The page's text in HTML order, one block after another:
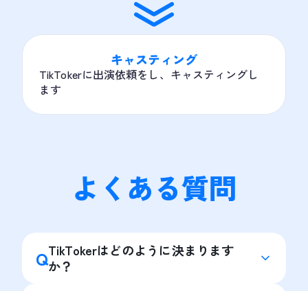
キャスティング
TikTokerに出演依頼をし、キャスティングし
ます
よくある質問
QTikTokerはどのように決まります
か？